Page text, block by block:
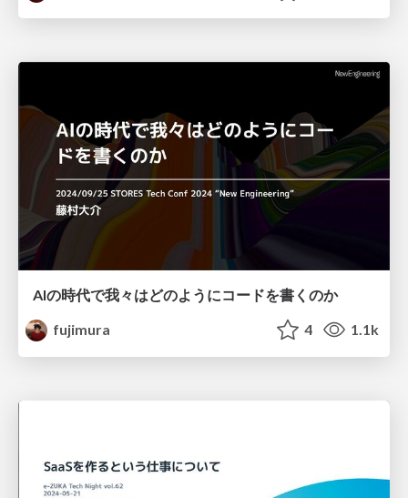
AIの時代で我々はどのようにコードを書くのか
fujimura
4 1.1k